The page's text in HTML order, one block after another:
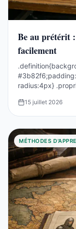
Be au prétérit
facilement
radius:4px}
15 juillet 2026
MÉTHODES